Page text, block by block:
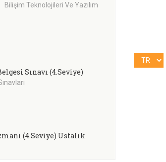
Bilişim Teknolojileri Ve Yazılım
Sınavı (4.Seviye)
(4.Seviye) Ustalık